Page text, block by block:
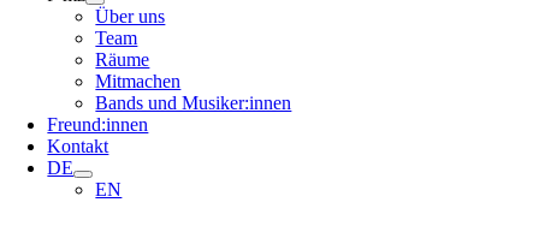
Über uns
Team
Räume
Mitmachen
Bands und Musiker:innen
Freund:innen
Kontakt
DE
EN